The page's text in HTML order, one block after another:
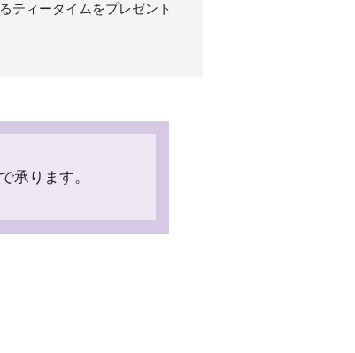
ティータイムをプレゼント
承ります。